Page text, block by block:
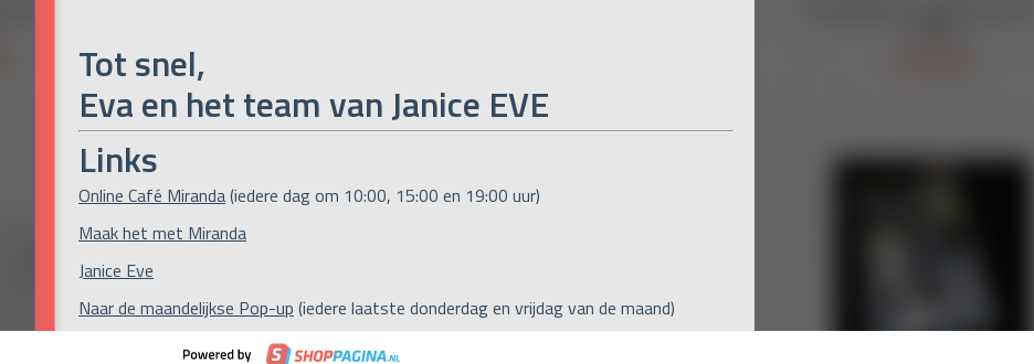
Tot snel,
Eva en het team van Janice EVE
Links
Online Café Miranda(iedere dag om 10:00, 15:00 en 19:00 uur)
Maak het met Miranda
Janice Eve
Naar de maandelijkse Pop-up (iedere laatste donderdag en vrijdag van de maand)